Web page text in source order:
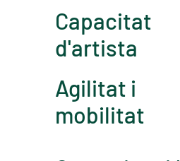
Capacitat
d'artista
Agilitat i
mobilitat